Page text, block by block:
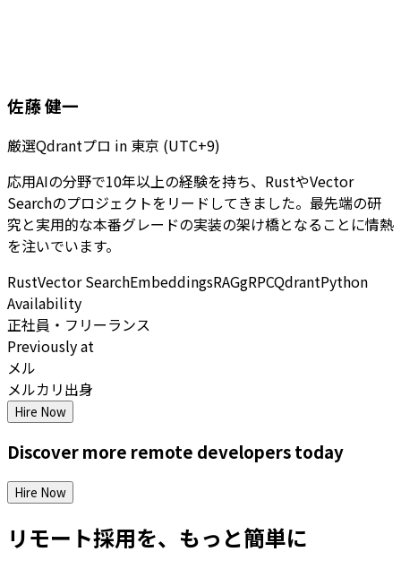
佐藤 健一
厳選Qdrantプロ in 東京 (UTC+9)
応用AIの分野で10年以上の経験を持ち、RustやVector
Searchのプロジェクトをリードしてきました。最先端の研
究と実用的な本番グレードの実装の架け橋となることに情熱
を注いでいます。
RustVector SearchEmbeddingsRAGgRPCQdrantPython
Availability
正社員・フリーランス
Previously at
メル
メルカリ出身
Hire Now
Discover more remote developerstoday
Hire Now
リモート採用を、もっと簡単に